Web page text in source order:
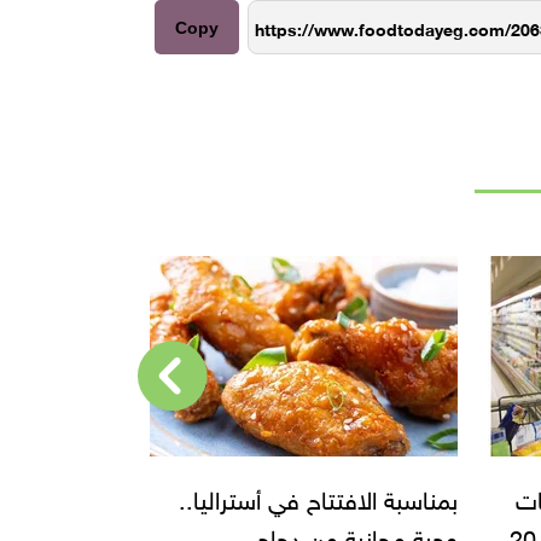
Copy
24 مليار دولار.. مبيعات